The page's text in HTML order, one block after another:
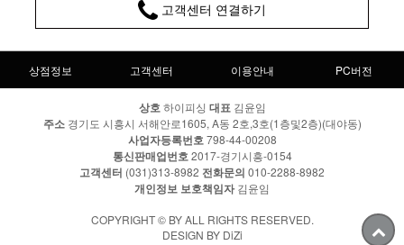
고객센터 연결하기
상점정보 고객센터 이용안내 PC버전
상호 하이피싱 대표 김윤임
주소경기도 시흥시 서해안로1605, A동 2호,3호(1층및2층)(대야동)
사업자등록번호 798-44-00208
통신판매업번호 2017-경기시흥-0154
고객센터 (031)313-8982 전화문의 010-2288-8982
개인정보 보호책임자김윤임
COPYRIGHT © BY ALL RIGHTS RESERVED.
DESIGN BY DiZi